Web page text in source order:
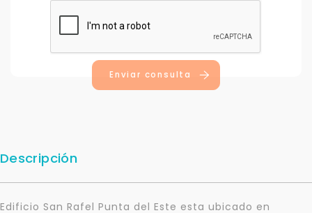
Enviar consulta
Descripción
Edificio San Rafel Punta del Este esta ubicado en